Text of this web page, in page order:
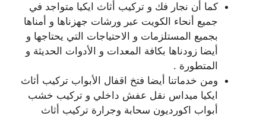
كما أن نجار فك و تركيب أثاث ايكيا متواجد في
جميع أنحاء الكويت عبر ورشات جهزناها و أمناها
بجميع المستلزمات و الاحتياجات التي يحتاجها و
أيضا زودناها بكافة المعدات و الأدوات الحديثة و
المتطورة .
ومن خدماتنا أيضا فتخ اقفال الأبواب تركيب أثاث
ايكيا ميداس نقل عفش داخلي و تركيب خشب
أبواب اكورديون سحابة وجرارة تركيب أثاث